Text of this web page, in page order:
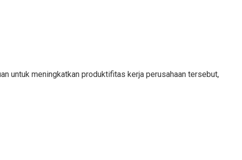
untuk meningkatkan produktifitas kerja perusahaan tersebut,